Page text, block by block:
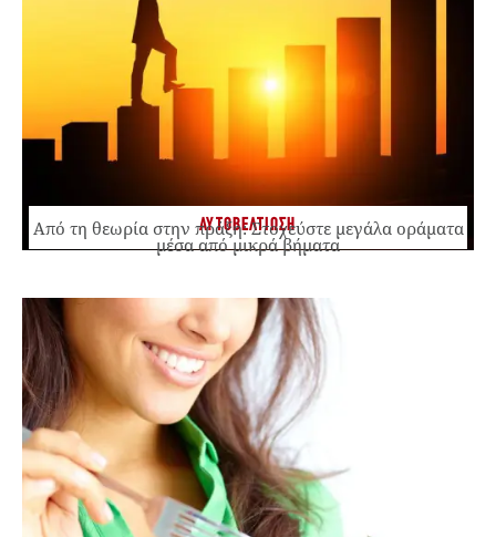
ΑΥΤΟΒΕΛΤΙΩΣΗ
Από τη θεωρία στην πράξη: Στοχεύστε μεγάλα οράματα
μέσα από μικρά βήματα